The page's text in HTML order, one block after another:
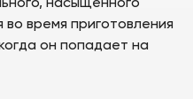
насыщенного
во время приготовления
он попадает на